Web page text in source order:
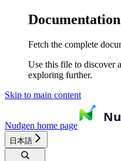
Fetch the complete
Use this file to discover
exploring further.
Skip to main content
Nudgen home page
日本語